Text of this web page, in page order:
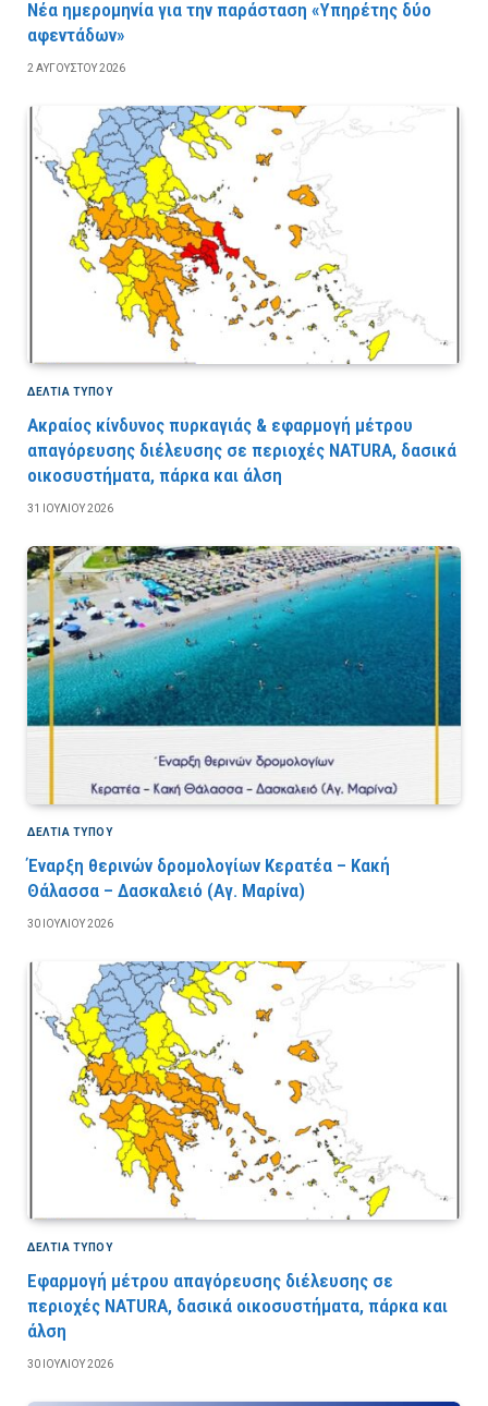
Νέα ημερομηνία για την παράσταση «Υπηρέτης δύο
αφεντάδων»
2 ΑΥΓΟΎΣΤΟΥ 2026
ΔΕΛΤΙΑ ΤΥΠΟΥ
Ακραίος κίνδυνος πυρκαγιάς & εφαρμογή μέτρου
απαγόρευσης διέλευσης σε περιοχές NATURA, δασικά
οικοσυστήματα, πάρκα και άλση
31 ΙΟΥΛΊΟΥ 2026
ΔΕΛΤΙΑ ΤΥΠΟΥ
Έναρξη θερινών δρομολογίων Κερατέα – Κακή
Θάλασσα – Δασκαλειό (Αγ. Μαρίνα)
30 ΙΟΥΛΊΟΥ 2026
ΔΕΛΤΙΑ ΤΥΠΟΥ
Εφαρμογή μέτρου απαγόρευσης διέλευσης σε
περιοχές NATURA, δασικά οικοσυστήματα, πάρκα και
άλση
30 ΙΟΥΛΊΟΥ 2026